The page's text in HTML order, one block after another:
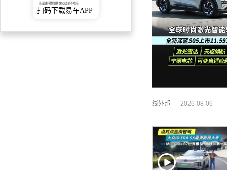
认证顾问微信聊 放心比价不吃亏
扫码下载易车APP
线外邦 2026-08-06